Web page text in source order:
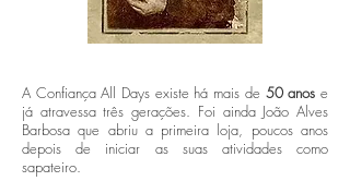
A Confiança All Days existe há mais de 50 anos e
já atravessa três gerações. Foi ainda João Alves
Barbosa que abriu a primeira loja, poucos anos
depois de iniciar as suas atividades como
sapateiro.